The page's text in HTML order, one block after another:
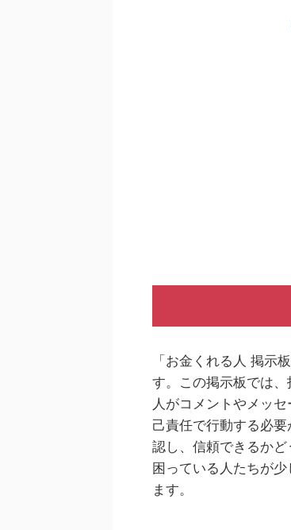
「お金くれる人 掲示
す。この掲示板では
人がコメントやメッ
己責任で行動する必
認し、信頼できるか
困っている人たちが
ます。